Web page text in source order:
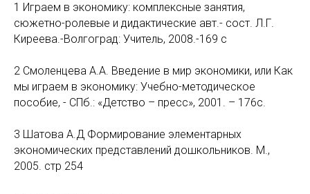
1 Играем в экономику: комплексные занятия,
сюжетно-ролевые и дидактические авт.- сост. Л.Г.
Киреева.-Волгоград: Учитель, 2008.-169 с
2 Смоленцева А.А. Введение в мир экономики, или Как
мы играем в экономику: Учебно-методическое
пособие, - СПб.: «Детство – пресс», 2001. – 176с.
3 Шатова А.Д Формирование элементарных
экономических представлений дошкольников. М.,
2005. стр 254